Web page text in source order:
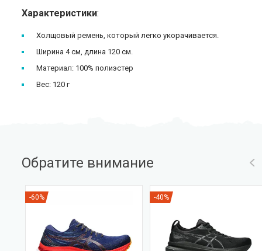
Характеристики:
Холщовый ремень, который легко укорачивается.
Ширина 4 см, длина 120 см.
Материал: 100% полиэстер
Вес: 120 г
Обратите внимание
-60% -40%